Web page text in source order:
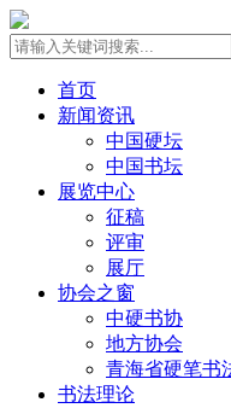
首页
新闻资讯
中国硬坛
中国书坛
展览中心
征稿
评审
展厅
协会之窗
中硬书协
地方协会
青海省硬笔书
书法理论